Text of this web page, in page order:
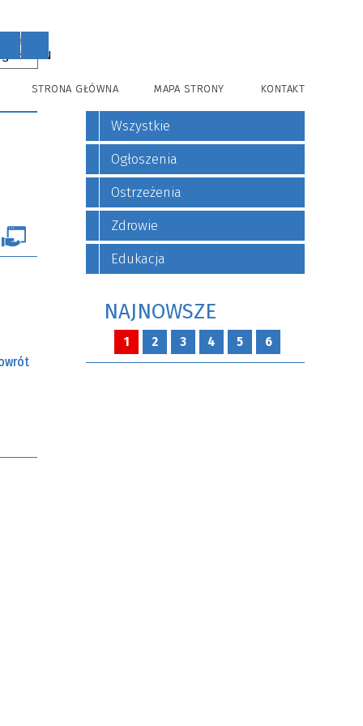
EN
STRONA GŁÓWNA MAPA STRONY KONTAKT
Wszystkie
Ogłoszenia
Ostrzeżenia
Zdrowie
Edukacja
NAJNOWSZE
1 2 3 4 5 6